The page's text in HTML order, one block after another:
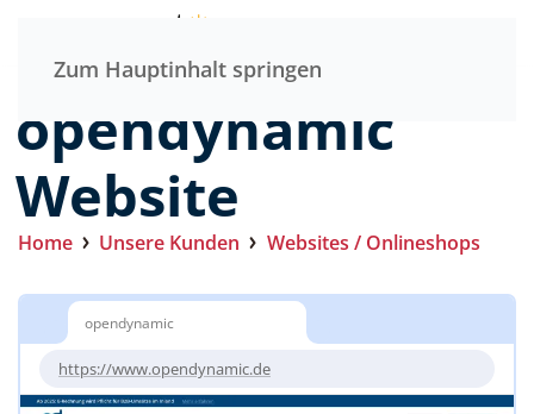
Zum Hauptinhalt springen
opendynamic
Website
Home Unsere Kunden Websites / Onlineshops
opendynamic
https://www.opendynamic.de